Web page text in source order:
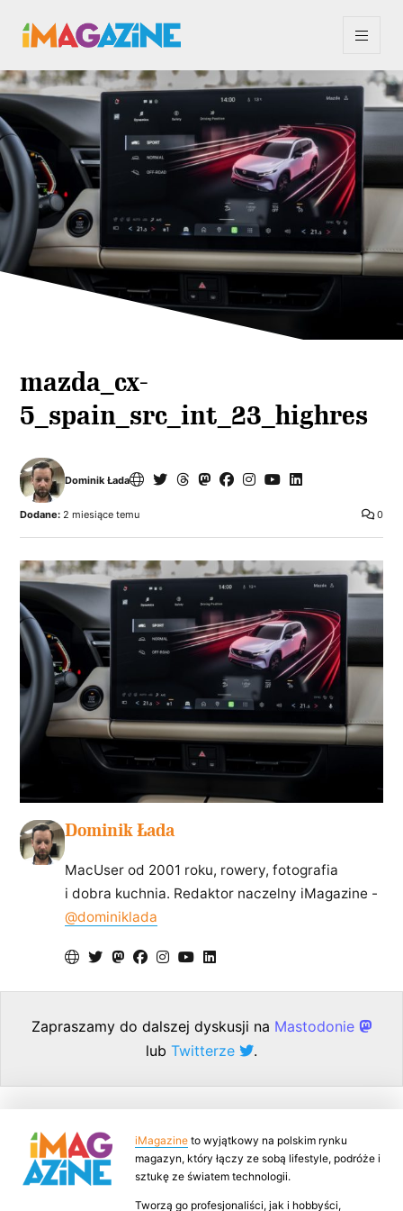
mazda_cx-
5_spain_src_int_23_highres
Dominik Łada
0
Dodane: 2 miesiące temu
Dominik Łada
MacUser od 2001 roku, rowery, fotografia
i dobra kuchnia. Redaktor naczelny iMagazine -
@dominiklada
Zapraszamy do dalszej dyskusji na Mastodonie
lub Twitterze .
iMagazine to wyjątkowy na polskim rynku
magazyn, który łączy ze sobą lifestyle, podróże i
sztukę ze światem technologii.
Tworzą go profesjonaliści, jak i hobbyści,